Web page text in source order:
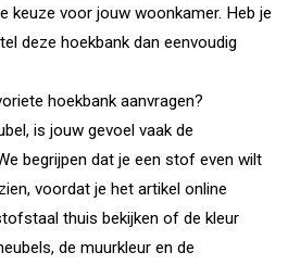
keuze voor jouw woonkamer. Heb je
deze hoekbank dan eenvoudig
hoekbank aanvragen?
is jouw gevoel vaak de
begrijpen dat je een stof even wilt
voordat je het artikel online
thuis bekijken of de kleur
de muurkleur en de